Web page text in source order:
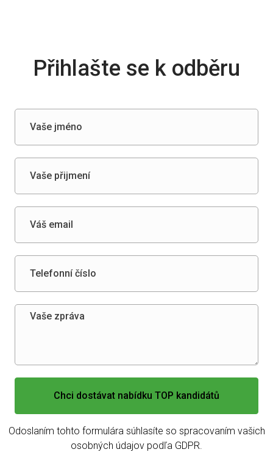
Přihlašte se k odběru
Chci dostávat nabídku TOP kandidátů
Odoslaním tohto formulára súhlasíte so spracovaním vašich
osobných údajov podľa GDPR.